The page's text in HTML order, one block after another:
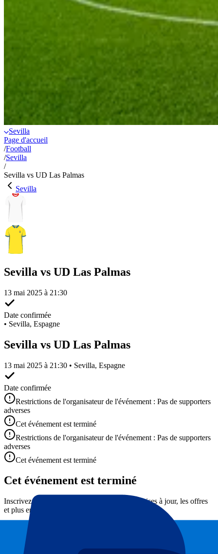
Sevilla
Page d'accueil
/Football
/Sevilla
/
Sevilla vs UD Las Palmas
Sevilla
Sevilla vs UD Las Palmas
13 mai 2025 à 21:30
Date confirmée
• Sevilla, Espagne
Sevilla vs UD Las Palmas
13 mai 2025 à 21:30 • Sevilla, Espagne
Date confirmée
Restrictions de l'organisateur de l'événement : Pas de supporters
adverses
Cet événement est terminé
Restrictions de l'organisateur de l'événement : Pas de supporters
adverses
Cet événement est terminé
Cet événement est terminé
Inscrivez-vous et recevez toujours toutes les mises à jour, les offres
et plus encore !